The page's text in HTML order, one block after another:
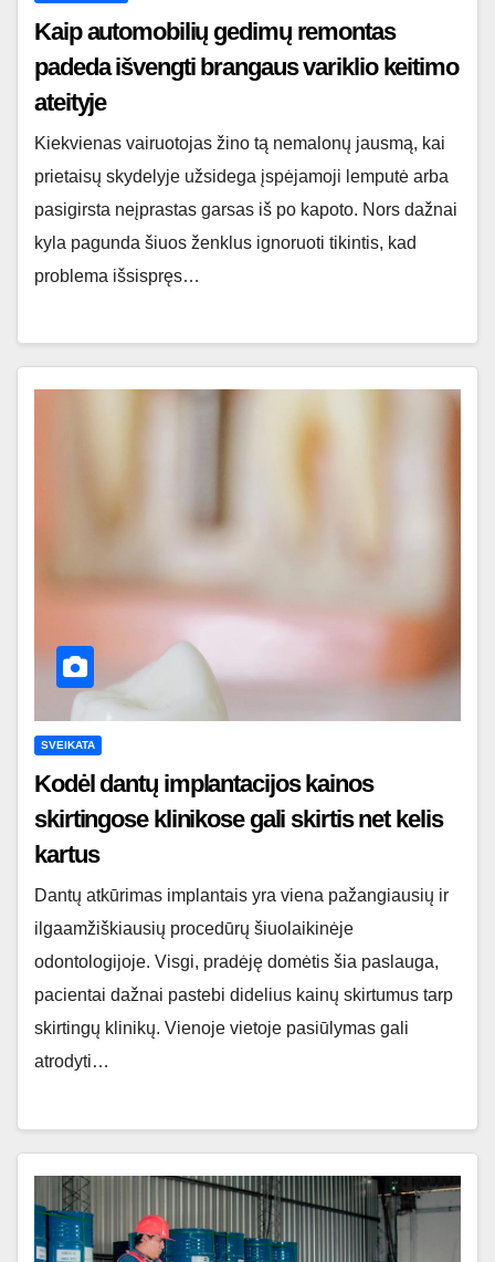
Kaip automobilių gedimų remontas
padeda išvengti brangaus variklio keitimo
ateityje
Kiekvienas vairuotojas žino tą nemalonų jausmą, kai
prietaisų skydelyje užsidega įspėjamoji lemputė arba
pasigirsta neįprastas garsas iš po kapoto. Nors dažnai
kyla pagunda šiuos ženklus ignoruoti tikintis, kad
problema išsispręs…
SVEIKATA
Kodėl dantų implantacijos kainos
skirtingose klinikose gali skirtis net kelis
kartus
Dantų atkūrimas implantais yra viena pažangiausių ir
ilgaamžiškiausių procedūrų šiuolaikinėje
odontologijoje. Visgi, pradėję domėtis šia paslauga,
pacientai dažnai pastebi didelius kainų skirtumus tarp
skirtingų klinikų. Vienoje vietoje pasiūlymas gali
atrodyti…